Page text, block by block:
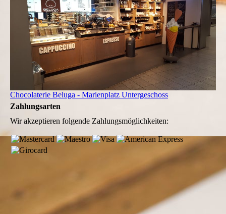
Chocolaterie Beluga - Marienplatz Untergeschoss
Zahlungsarten
Wir akzeptieren folgende Zahlungsmöglichkeiten: